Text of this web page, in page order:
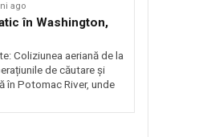
ago
în Washington,
Coliziunea aeriană de la
de căutare și
în Potomac River, unde